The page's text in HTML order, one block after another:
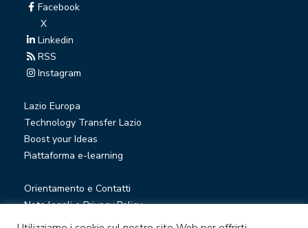
Facebook
X
Linkedin
RSS
Instagram
Lazio Europa
Technology Transfer Lazio
Boost your Ideas
Piattaforma e-learning
Orientamento e Contatti
Note legali e Privacy Policy
Privacy Newsletter